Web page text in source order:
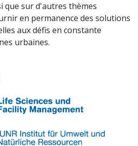
que sur d'autres thèmes
en permanence des solutions
aux défis en constante
urbaines.